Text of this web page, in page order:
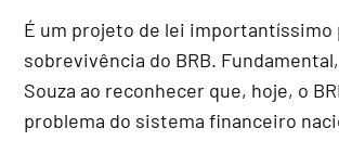
É um projeto de lei importantíssimo
sobrevivência do BRB.
Souza ao reconhecer que, hoje, o
problema do sistema financeiro